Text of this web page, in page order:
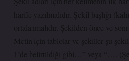
harfle yazılmalıdır. Şekil başlığı
ortalanmalıdır. Şekilden önce ve
Metin için tablolar ve şekiller şu
1’de belirtildiği gibi…” veya “….